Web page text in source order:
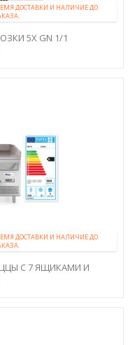
ДОСТАВКИ И НАЛИЧИЕ ДО
5X GN 1/1
ДОСТАВКИ И НАЛИЧИЕ ДО
С 7 ЯЩИКАМИ И